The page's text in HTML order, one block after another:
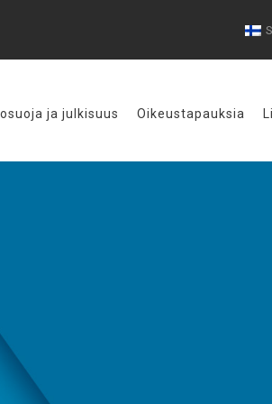
ja julkisuus Oikeustapauksia